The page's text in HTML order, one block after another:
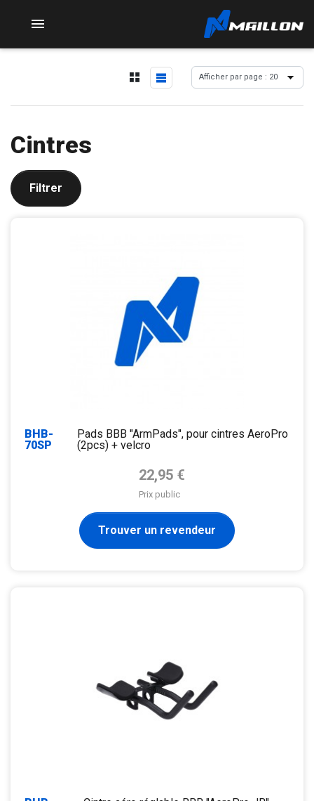

Cintres
Filtrer
BHB-
70SP
Pads BBB "ArmPads", pour cintres AeroPro
(2pcs) + velcro
Prix de base
22,95 €
Prix public
Trouver un revendeur